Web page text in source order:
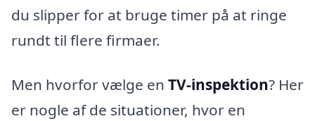
du slipper for at bruge timer på at ringe
rundt til flere firmaer.
Men hvorfor vælge en TV-inspektion? Her
er nogle af de situationer, hvor en